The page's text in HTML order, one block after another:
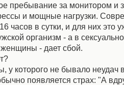
пребывание за монитором и
и мощные нагрузки.
часов в сутки, и для них это
организм - а в
- дает сбой.
у которого не бывало неудач
появляется страх: "А